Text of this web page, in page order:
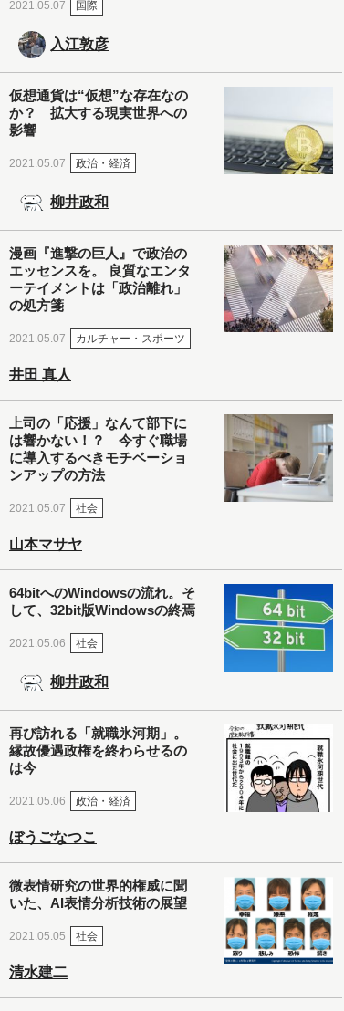
2021.05.07 国際
入江敦彦
仮想通貨は“仮想”な存在なの
か？ 拡大する現実世界への
影響
2021.05.07 政治・経済
柳井政和
漫画『進撃の巨人』で政治の
エッセンスを。 良質なエンタ
ーテイメントは「政治離れ」
の処方箋
2021.05.07 カルチャー・スポーツ
井田 真人
上司の「応援」なんて部下に
は響かない！？ 今すぐ職場
に導入するべきモチベーショ
ンアップの方法
2021.05.07 社会
山本マサヤ
64bitへのWindowsの流れ。そ
して、32bit版Windowsの終焉
2021.05.06 社会
柳井政和
再び訪れる「就職氷河期」。
縁故優遇政権を終わらせるの
は今
2021.05.06 政治・経済
ぼうごなつこ
微表情研究の世界的権威に聞
いた、AI表情分析技術の展望
2021.05.05 社会
清水建二